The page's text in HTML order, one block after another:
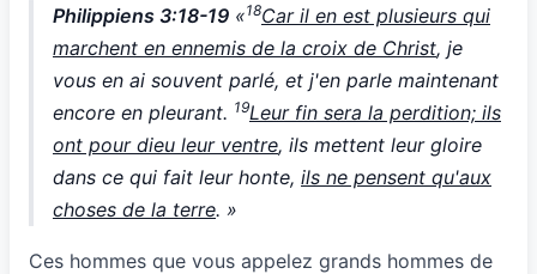
Philippiens 3:18-19 «18Car il en est plusieurs qui
marchent en ennemis de la croix de Christ, je
vous en ai souvent parlé, et j'en parle maintenant
encore en pleurant. 19Leur fin sera la perdition; ils
ont pour dieu leur ventre, ils mettent leur gloire
dans ce qui fait leur honte, ils ne pensent qu'aux
choses de la terre. »
Ces hommes que vous appelez grands hommes de